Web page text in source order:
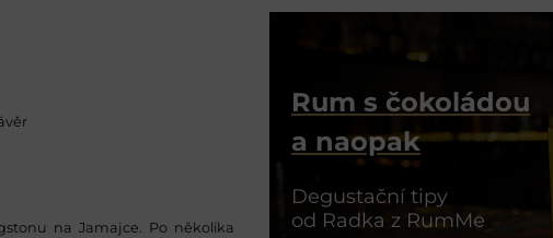
na Jamajce. Po několika
Rum s čokoládou
a naopak
Degustační tipy
od Radka z RumMe